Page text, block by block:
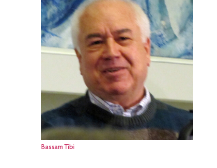
Bassam Tibi